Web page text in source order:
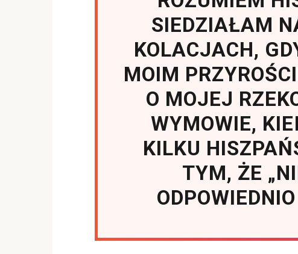
SIEDZIAŁAM
KOLACJACH,
MOIM
O MOJEJ
WYMOWIE,
KILKU
TYM, ŻE